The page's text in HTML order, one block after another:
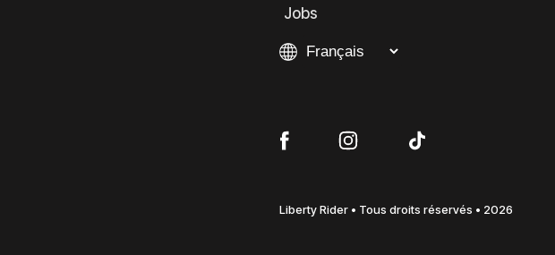
Jobs
Liberty Rider • Tous droits réservés • 2026